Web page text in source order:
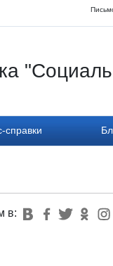
справки
в: